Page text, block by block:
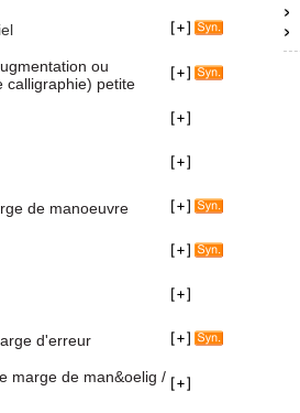
ou
calligraphie) petite
de manoeuvre
d'erreur
marge de man&oelig /